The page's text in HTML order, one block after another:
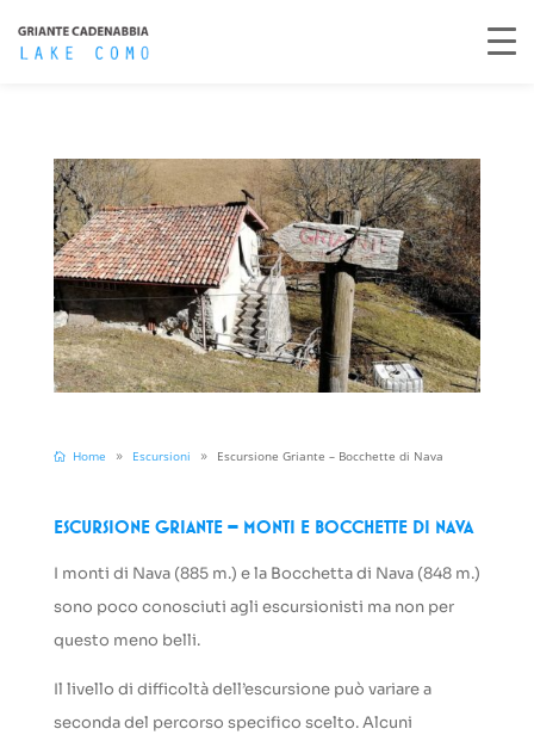
Home Escursioni Escursione Griante – Bocchette di Nava
ESCURSIONE GRIANTE – MONTI E BOCCHETTE DI NAVA
I monti di Nava (885 m.) e la Bocchetta di Nava (848 m.)
sono poco conosciuti agli escursionisti ma non per
questo meno belli.
Il livello di difficoltà dell’escursione può variare a
seconda del percorso specifico scelto. Alcuni